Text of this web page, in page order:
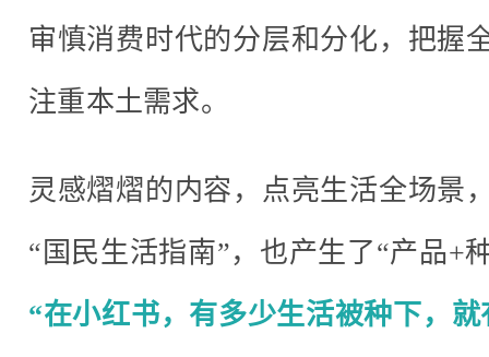
审慎消费时代的分层和分化，把握
注重本土需求。
灵感熠熠的内容，点亮生活全场景
“国民生活指南”，也产生了“产品+
“在小红书，有多少生活被种下，